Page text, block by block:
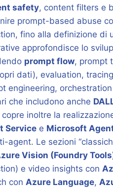
safety, content filters e
prompt-based abuse
fino alla definizione di
approfondisce lo
prompt flow, prompt
dati), evaluation,
engineering,
che includono anche
copre inoltre la
Service e Microsoft
agent. Le sezioni
Vision (Foundry
e video insights con
con Azure Language,